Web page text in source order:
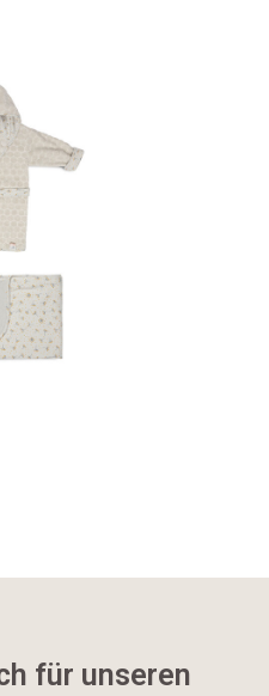
für unseren